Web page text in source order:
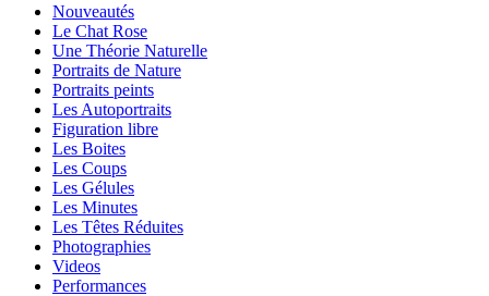
Nouveautés
Le Chat Rose
Une Théorie Naturelle
Portraits de Nature
Portraits peints
Les Autoportraits
Figuration libre
Les Boites
Les Coups
Les Gélules
Les Minutes
Les Têtes Réduites
Photographies
Videos
Performances